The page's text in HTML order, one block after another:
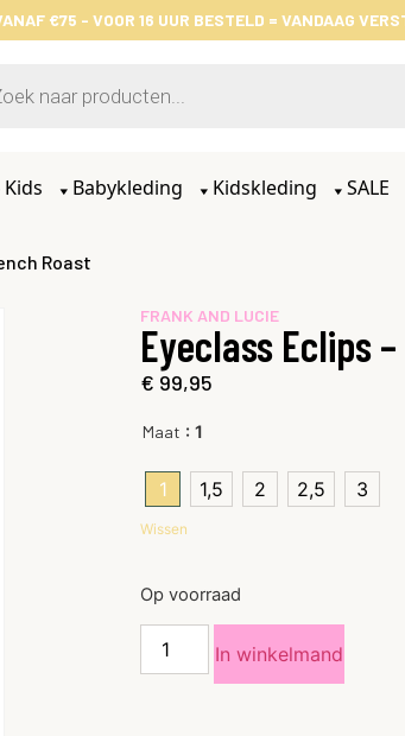
€75 - VOOR 16 UUR BESTELD = VANDAAG
Kids Babykleding Kidskleding SALE
Roast
FRANK AND LUCIE
Eyeclass Eclips
€ 99,95
Maat : 1
1 1,5 2 2,5 3
Wissen
Op voorraad
In winkelmand